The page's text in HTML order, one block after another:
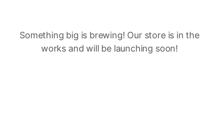
Something big is brewing! Our store is in the
works and will be launching soon!